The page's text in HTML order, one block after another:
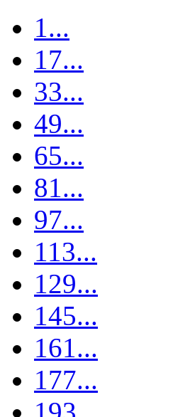
1...
17...
33...
49...
65...
81...
97...
113...
129...
145...
161...
177...